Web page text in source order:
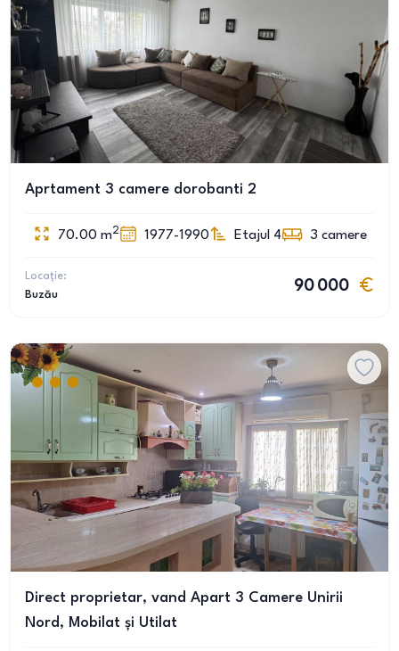
Aprtament 3 camere dorobanti 2
70.00 m2 1977-1990 Etajul 4 3 camere
Locație:
Buzău
90 000
Direct proprietar, vand Apart 3 Camere Unirii
Nord, Mobilat și Utilat